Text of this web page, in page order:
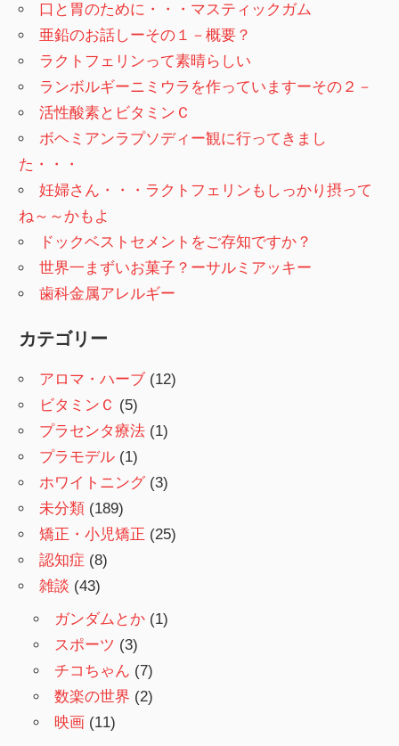
口と胃のために・・・マスティックガム
亜鉛のお話しーその１－概要？
ラクトフェリンって素晴らしい
ランボルギーニミウラを作っていますーその２－
活性酸素とビタミンＣ
ボヘミアンラプソディー観に行ってきまし
た・・・
妊婦さん・・・ラクトフェリンもしっかり摂って
ね～～かもよ
ドックベストセメントをご存知ですか？
世界一まずいお菓子？ーサルミアッキー
歯科金属アレルギー
カテゴリー
アロマ・ハーブ(12)
ビタミンＣ (5)
プラセンタ療法 (1)
プラモデル (1)
ホワイトニング(3)
未分類 (189)
矯正・小児矯正 (25)
認知症 (8)
雑談 (43)
ガンダムとか (1)
スポーツ (3)
チコちゃん (7)
数楽の世界 (2)
映画 (11)